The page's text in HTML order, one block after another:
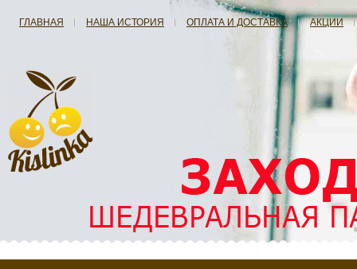
ГЛАВНАЯ НАША ИСТОРИЯ ОПЛАТА И ДОСТАВКА АКЦИИ